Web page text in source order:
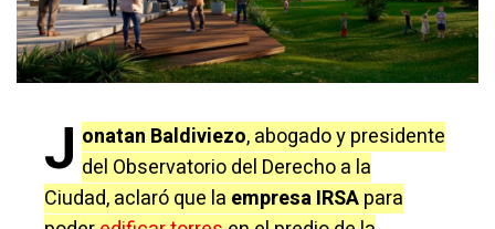
J onatan Baldiviezo, abogado y presidente
del Observatorio del Derecho a la
Ciudad, aclaró que la empresa IRSApara